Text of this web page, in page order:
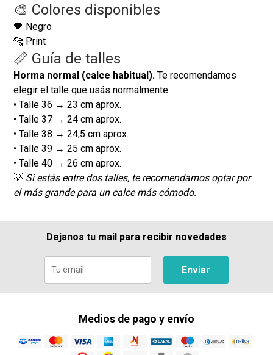
🎨 Colores disponibles
🖤 Negro
🐆 Print
📏 Guía de talles
Horma normal (calce habitual). Te recomendamos
elegir el talle que usás normalmente.
• Talle 36 → 23 cm aprox.
• Talle 37 → 24 cm aprox.
• Talle 38 → 24,5 cm aprox.
• Talle 39 → 25 cm aprox.
• Talle 40 → 26 cm aprox.
💡 Si estás entre dos talles, te recomendamos optar por
el más grande para un calce más cómodo.
Dejanos tu mail para recibir novedades
Enviar
Medios de pago y envío